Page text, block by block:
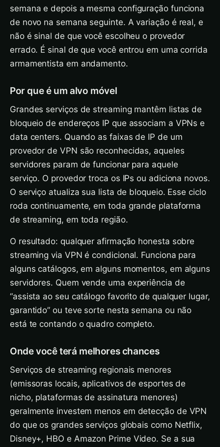
semana e depois a mesma configuração funciona
de novo na semana seguinte. A variação é real, e
não é sinal de que você escolheu o provedor
errado. É sinal de que você entrou em uma corrida
armamentista em andamento.
Por que é um alvo móvel
Grandes serviços de streaming mantêm listas de
bloqueio de endereços IP que associam a VPNs e
data centers. Quando as faixas de IP de um
provedor de VPN são reconhecidas, aqueles
servidores param de funcionar para aquele
serviço. O provedor troca os IPs ou adiciona novos.
O serviço atualiza sua lista de bloqueio. Esse ciclo
roda continuamente, em toda grande plataforma
de streaming, em toda região.
O resultado: qualquer afirmação honesta sobre
streaming via VPN é condicional. Funciona para
alguns catálogos, em alguns momentos, em alguns
servidores. Quem vende uma experiência de
“assista ao seu catálogo favorito de qualquer lugar,
garantido” ou teve sorte nesta semana ou não
está te contando o quadro completo.
Onde você terá melhores chances
Serviços de streaming regionais menores
(emissoras locais, aplicativos de esportes de
nicho, plataformas de assinatura menores)
geralmente investem menos em detecção de VPN
do que os grandes serviços globais como Netflix,
Disney+, HBO e Amazon Prime Video. Se a sua